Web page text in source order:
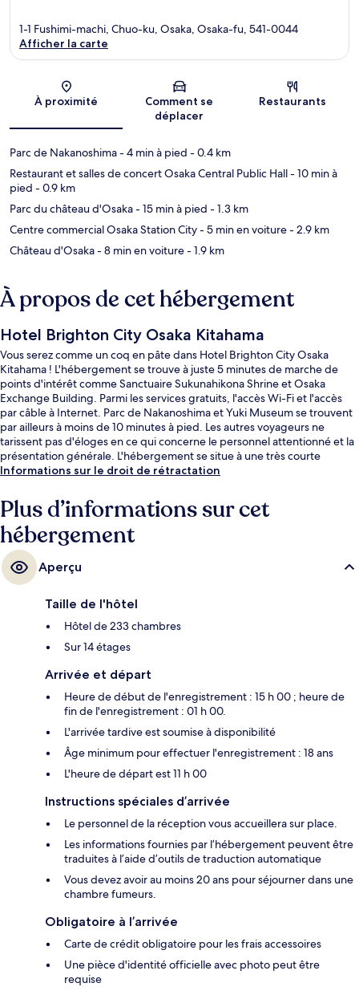
Carte
1-1 Fushimi-machi, Chuo-ku, Osaka, Osaka-fu, 541-0044
Afficher la carte
À proximité
Comment se
déplacer
Restaurants
Parc de Nakanoshima- 4 min à pied - 0.4 km
Restaurant et salles de concert Osaka Central Public Hall- 10 min à
pied - 0.9 km
Parc du château d'Osaka- 15 min à pied - 1.3 km
Centre commercial Osaka Station City- 5 min en voiture- 2.9 km
Château d'Osaka- 8 min en voiture- 1.9 km
À propos de cet hébergement
Hotel Brighton City Osaka Kitahama
Vous serez comme un coq en pâte dans Hotel Brighton City Osaka
Kitahama ! L'hébergement se trouve à juste 5 minutes de marche de
points d'intérêt comme Sanctuaire Sukunahikona Shrine et Osaka
Exchange Building. Parmi les services gratuits, l'accès Wi-Fi et l'accès
par câble à Internet. Parc de Nakanoshima et Yuki Museum se trouvent
par ailleurs à moins de 10 minutes à pied. Les autres voyageurs ne
tarissent pas d'éloges en ce qui concerne le personnel attentionné et la
présentation générale. L'hébergement se situe à une très courte
distance à pied des transports publics : Station de métro Sakaisuji-
Informations sur le droit de rétractation
Plus d’informations sur cet
hébergement
Aperçu
Taille de l'hôtel
Hôtel de 233 chambres
Sur 14 étages
Arrivée et départ
Heure de début de l'enregistrement : 15 h 00 ; heure de
fin de l'enregistrement : 01 h 00.
L'arrivée tardive est soumise à disponibilité
Âge minimum pour effectuer l'enregistrement : 18 ans
L'heure de départ est 11 h 00
Instructions spéciales d’arrivée
Le personnel de la réception vous accueillera sur place.
Les informations fournies par l’hébergement peuvent être
traduites à l’aide d’outils de traduction automatique
Vous devez avoir au moins 20 ans pour séjourner dans une
chambre fumeurs.
Obligatoire à l’arrivée
Carte de crédit obligatoire pour les frais accessoires
Une pièce d'identité officielle avec photo peut être
requise